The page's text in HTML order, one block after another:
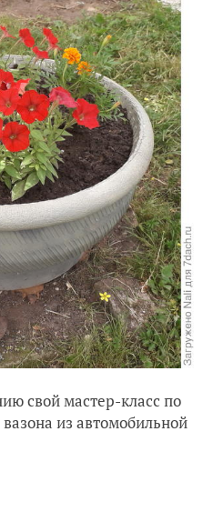
свой мастер-класс по
из автомобильной